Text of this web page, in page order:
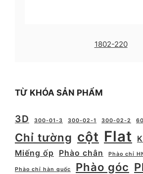
1802-220
TỪ KHÓA SẢN PHẨM
3D 300-01-3 300-02-1 300-02-2
Chỉ tường cột Flat
Miếng ốp
Phào chân Phào chỉ
Phào chỉ hàn quốc Phào góc